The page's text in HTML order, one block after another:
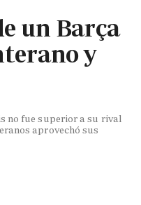
un Barça
y
no fue superior a su rival
aprovechó sus